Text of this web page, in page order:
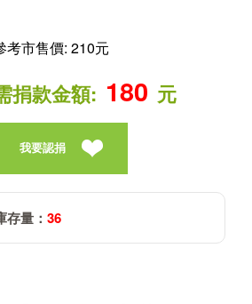
考市售價: 210元
捐款金額: 180 元
我要認捐
存量： 36